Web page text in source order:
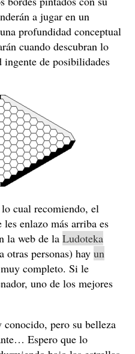
a jugar en un
profundidad conceptual
cuando descubran lo
de posibilidades
cual recomiendo, el
les enlazo más arriba es
la web de la Ludoteka
otras personas) hay un
completo. Si le
uno de los mejores
pero su belleza
Espero que lo